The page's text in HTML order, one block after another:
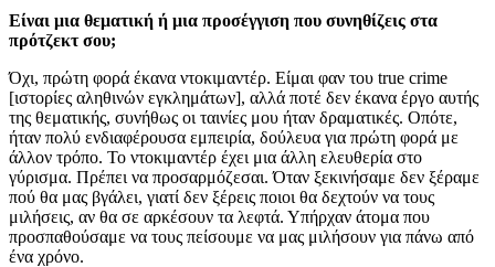
Είναι μια θεματική ή μια προσέγγιση που συνηθίζεις στα
πρότζεκτ σου;
Όχι, πρώτη φορά έκανα ντοκιμαντέρ. Είμαι φαν του true crime
[ιστορίες αληθινών εγκλημάτων], αλλά ποτέ δεν έκανα έργο αυτής
της θεματικής, συνήθως οι ταινίες μου ήταν δραματικές. Οπότε,
ήταν πολύ ενδιαφέρουσα εμπειρία, δούλευα για πρώτη φορά με
άλλον τρόπο. Το ντοκιμαντέρ έχει μια άλλη ελευθερία στο
γύρισμα. Πρέπει να προσαρμόζεσαι. Όταν ξεκινήσαμε δεν ξέραμε
πού θα μας βγάλει, γιατί δεν ξέρεις ποιοι θα δεχτούν να τους
μιλήσεις, αν θα σε αρκέσουν τα λεφτά. Υπήρχαν άτομα που
προσπαθούσαμε να τους πείσουμε να μας μιλήσουν για πάνω από
ένα χρόνο.